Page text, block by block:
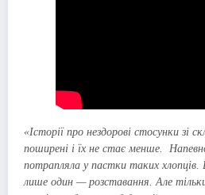
«Історії про нездорові стосунки зі
поширені і їх не стає менше.
потрапляла у пастки таких хлопців.
лише один — розставання. Але